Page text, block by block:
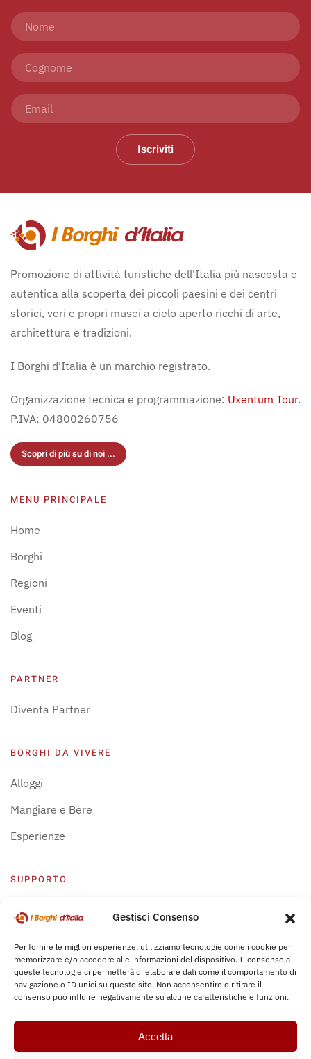
Gestisci Consenso
Per fornire le migliori esperienze, utilizziamo tecnologie come i cookie per
memorizzare e/o accedere alle informazioni del dispositivo. Il consenso a
queste tecnologie ci permetterà di elaborare dati come il comportamento di
navigazione o ID unici su questo sito. Non acconsentire o ritirare il
consenso può influire negativamente su alcune caratteristiche e funzioni.
Accetta
Iscriviti
Promozione di attività turistiche dell'Italia più nascosta e
autentica alla scoperta dei piccoli paesini e dei centri
storici, veri e propri musei a cielo aperto ricchi di arte,
architettura e tradizioni.
I Borghi d'Italia è un marchio registrato.
Organizzazione tecnica e programmazione: Uxentum Tour.
P.IVA: 04800260756
Scopri di più su di noi ...
MENU PRINCIPALE
Home
Borghi
Regioni
Eventi
Blog
PARTNER
Diventa Partner
BORGHI DA VIVERE
Alloggi
Mangiare e Bere
Esperienze
SUPPORTO
Centro Supporto
Leggi Bochure